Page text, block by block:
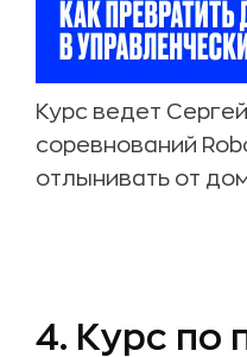
Курс ведет
соревнований
отлынивать от
4. Курс по